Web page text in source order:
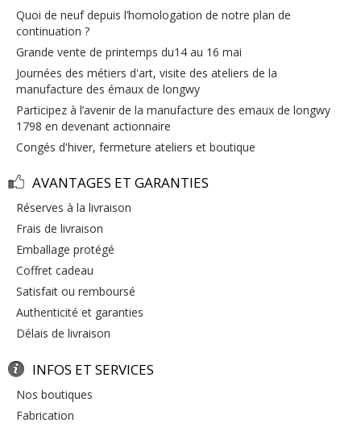
quoi de neuf depuis l’homologation de notre plan de
continuation ?
grande vente de printemps du14 au 16 mai
journées des métiers d'art, visite des ateliers de la
manufacture des émaux de longwy
participez à l’avenir de la manufacture des emaux de longwy
1798 en devenant actionnaire
congés d'hiver, fermeture ateliers et boutique
AVANTAGES ET GARANTIES
réserves à la livraison
frais de livraison
emballage protégé
coffret cadeau
satisfait ou remboursé
authenticité et garanties
délais de livraison
INFOS ET SERVICES
nos boutiques
fabrication